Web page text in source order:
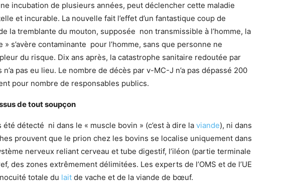
incubation de plusieurs années, peut déclencher cette maladie
et incurable. La nouvelle fait l’effet d’un fantastique coup de
la tremblante du mouton, supposée non transmissible à l’homme, la
» s’avère contaminante pour l’homme, sans que personne ne
du risque. Dix ans après, la catastrophe sanitaire redoutée par
pas eu lieu. Le nombre de décès par v-MC-J n’a pas dépassé 200
pour nombre de responsables publics.
de tout soupçon
été détecté ni dans le « muscle bovin » (c’est à dire la viande), ni dans
prouvent que le prion chez les bovins se localise uniquement dans
nerveux reliant cerveau et tube digestif, l’iléon (partie terminale
des zones extrêmement délimitées. Les experts de l’OMS et de l’UE
totale du lait de vache et de la viande de bœuf.